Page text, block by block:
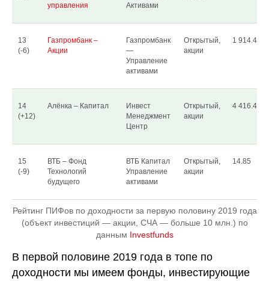
управления
Активами
13
(-6)
Газпромбанк –
Акции
Газпромбанк
—
Управление
активами
Открытый,
акции
1 914.45
14
(+12)
Алёнка – Капитал
Инвест
Менеджмент
Центр
Открытый,
акции
4 416.48
15
(-9)
ВТБ – Фонд
Технологий
будущего
ВТБ Капитал
Управление
активами
Открытый,
акции
14.85
Рейтинг ПИФов по доходности за первую половину 2019 года
(объект инвестиций — акции, СЧА — больше 10 млн.) по
данным Investfunds
В первой половине 2019 года в топе по
доходности мы имеем фонды, инвестирующие